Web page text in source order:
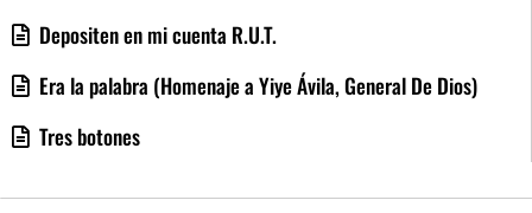
Depositen en mi cuenta R.U.T.
Era la palabra (Homenaje a Yiye Ávila, General De Dios)
Tres botones